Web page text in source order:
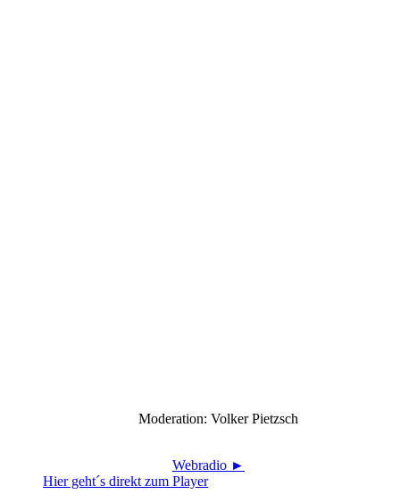
Moderation: Volker Pietzsch
Webradio ►
Hier geht´s direkt zum Player